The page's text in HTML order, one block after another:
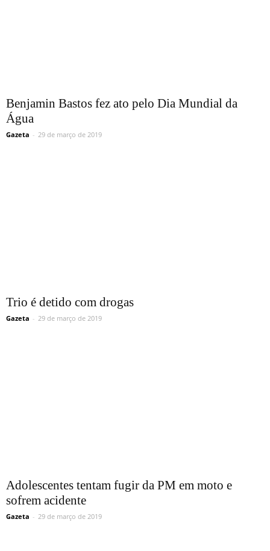
Benjamin Bastos fez ato pelo Dia Mundial da
Água
Gazeta - 29 de março de 2019
Trio é detido com drogas
Gazeta - 29 de março de 2019
Adolescentes tentam fugir da PM em moto e
sofrem acidente
Gazeta - 29 de março de 2019